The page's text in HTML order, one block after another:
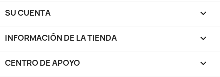
SU CUENTA 
INFORMACIÓN DE LA TIENDA keyboard_arrow_down
CENTRO DE APOYO 